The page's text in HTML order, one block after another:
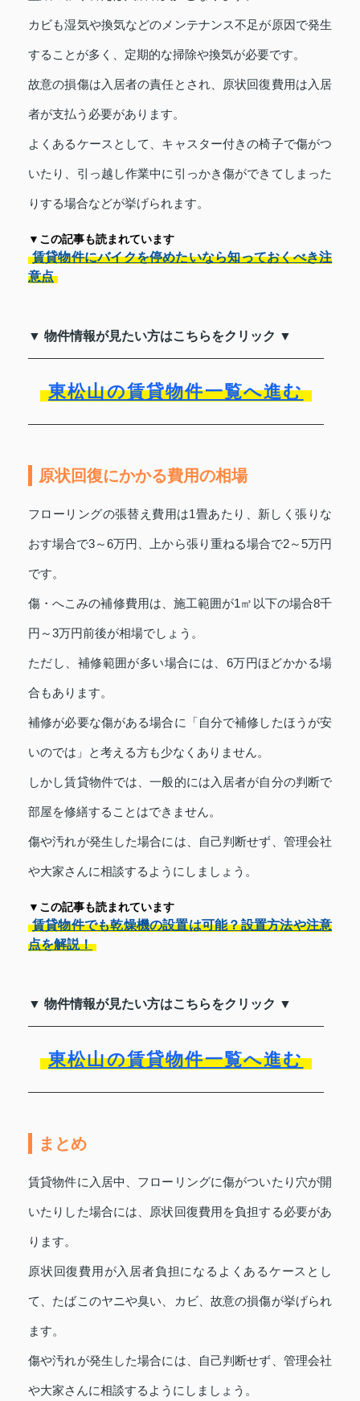
カビも湿気や換気などのメンテナンス不足が原因で発生
することが多く、定期的な掃除や換気が必要です。
故意の損傷は入居者の責任とされ、原状回復費用は入居
者が支払う必要があります。
よくあるケースとして、キャスター付きの椅子で傷がつ
いたり、引っ越し作業中に引っかき傷ができてしまった
りする場合などが挙げられます。
▼この記事も読まれています
賃貸物件にバイクを停めたいなら知っておくべき注
意点
▼ 物件情報が見たい方はこちらをクリック ▼
東松山の賃貸物件一覧へ進む
原状回復にかかる費用の相場
フローリングの張替え費用は1畳あたり、新しく張りな
おす場合で3～6万円、上から張り重ねる場合で2～5万円
です。
傷・へこみの補修費用は、施工範囲が1㎡以下の場合8千
円～3万円前後が相場でしょう。
ただし、補修範囲が多い場合には、6万円ほどかかる場
合もあります。
補修が必要な傷がある場合に「自分で補修したほうが安
いのでは」と考える方も少なくありません。
しかし賃貸物件では、一般的には入居者が自分の判断で
部屋を修繕することはできません。
傷や汚れが発生した場合には、自己判断せず、管理会社
や大家さんに相談するようにしましょう。
▼この記事も読まれています
賃貸物件でも乾燥機の設置は可能？設置方法や注意
点を解説！
▼ 物件情報が見たい方はこちらをクリック ▼
東松山の賃貸物件一覧へ進む
まとめ
賃貸物件に入居中、フローリングに傷がついたり穴が開
いたりした場合には、原状回復費用を負担する必要があ
ります。
原状回復費用が入居者負担になるよくあるケースとし
て、たばこのヤニや臭い、カビ、故意の損傷が挙げられ
ます。
傷や汚れが発生した場合には、自己判断せず、管理会社
や大家さんに相談するようにしましょう。